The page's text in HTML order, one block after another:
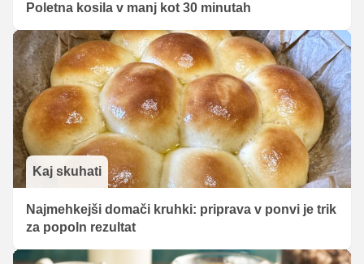
Poletna kosila v manj kot 30 minutah
Kaj skuhati
Najmehkejši domači kruhki: priprava v ponvi je trik
za popoln rezultat